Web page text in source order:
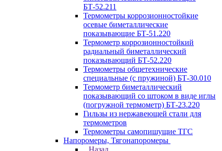
БТ-52.211
Термометры коррозионностойкие
осевые биметаллические
показывающие БТ-51.220
Термометр коррозионностойкий
радиальный биметаллический
показывающий БТ-52.220
Термометры общетехнические
специальные (с пружиной) БТ-30.010
Термометр биметаллический
показывающий со штоком в виде иглы
(погружной термометр) БТ-23.220
Гильзы из нержавеющей стали для
термометров
Термометры самопишущие ТГС
Напоромеры, Тягонапоромеры
Назад